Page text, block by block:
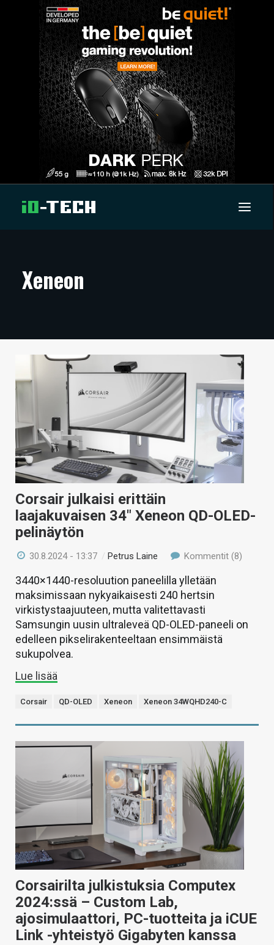
ARTIKKELIT
TECHBBS
HINTA.FI
VAIHDA TEEMA
HAKU
Xeneon
Corsair julkaisi erittäin
laajakuvaisen 34″ Xeneon QD-OLED-
pelinäytön
30.8.2024 - 13:37 /Petrus Laine Kommentit (8)
3440×1440-resoluution paneelilla ylletään
maksimissaan nykyaikaisesti 240 hertsin
virkistystaajuuteen, mutta valitettavasti
Samsungin uusin ultraleveä QD-OLED-paneeli on
edelleen pikselirakenteeltaan ensimmäistä
sukupolvea.
Lue lisää
Corsair QD-OLED Xeneon Xeneon 34WQHD240-C
Corsairilta julkistuksia Computex
2024:ssä – Custom Lab,
ajosimulaattori, PC-tuotteita ja iCUE
Link -yhteistyö Gigabyten kanssa